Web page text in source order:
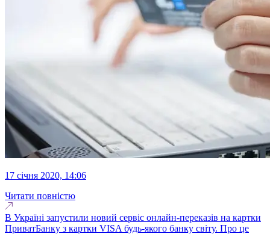
17 січня 2020, 14:06
Читати повністю
В Україні запустили новий сервіс онлайн-переказів на картки
ПриватБанку з картки VISA будь-якого банку світу. Про це